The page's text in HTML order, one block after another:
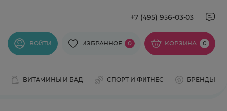
+7 (495) 956-03-03
ВОЙТИ ИЗБРАННОЕ 0 КОРЗИНА 0
ВИТАМИНЫ И БАД СПОРТ И ФИТНЕС БРЕНДЫ